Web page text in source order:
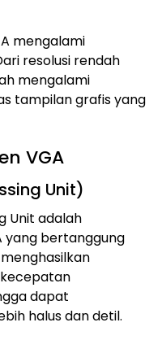
mengalami
resolusi rendah
mengalami
tampilan grafis yang
VGA
Unit)
Unit adalah
yang bertanggung
dapat
halus dan detil.